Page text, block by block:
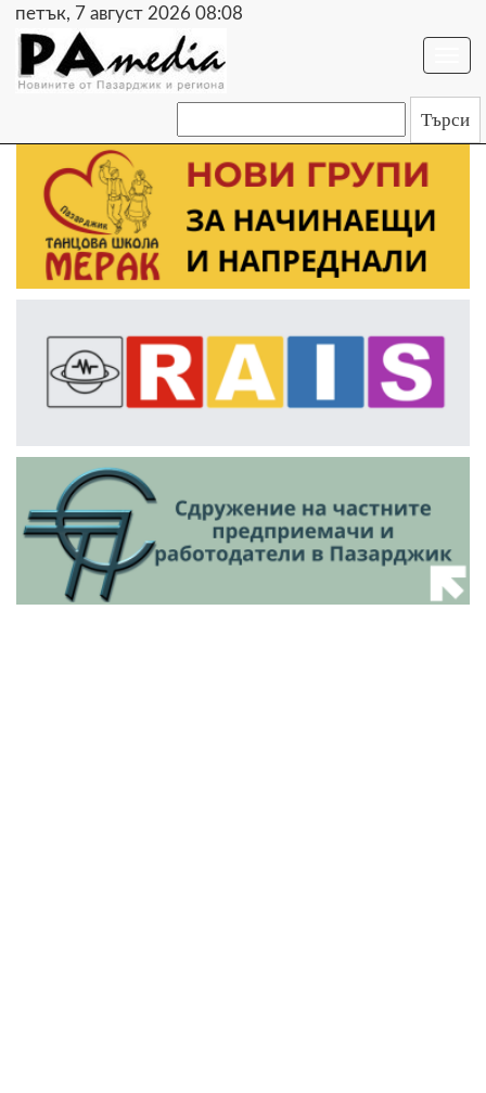
петък, 7 август 2026 08:09